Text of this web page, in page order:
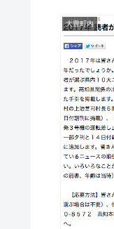
大豊町内